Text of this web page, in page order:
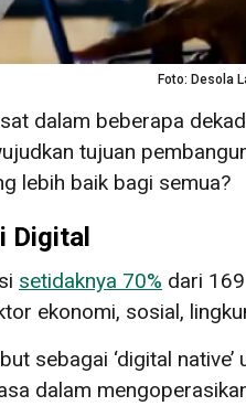
Foto: Desola
dalam beberapa
tujuan
lebih baik bagi semua?
Digital
setidaknya 70% dari
ekonomi, sosial,
sebagai ‘digital
dalam